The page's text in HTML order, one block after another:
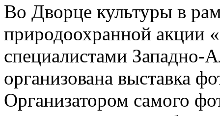
Во Дворце культуры в
природоохранной акции
специалистами Западно-
организована выставка
Организатором самого